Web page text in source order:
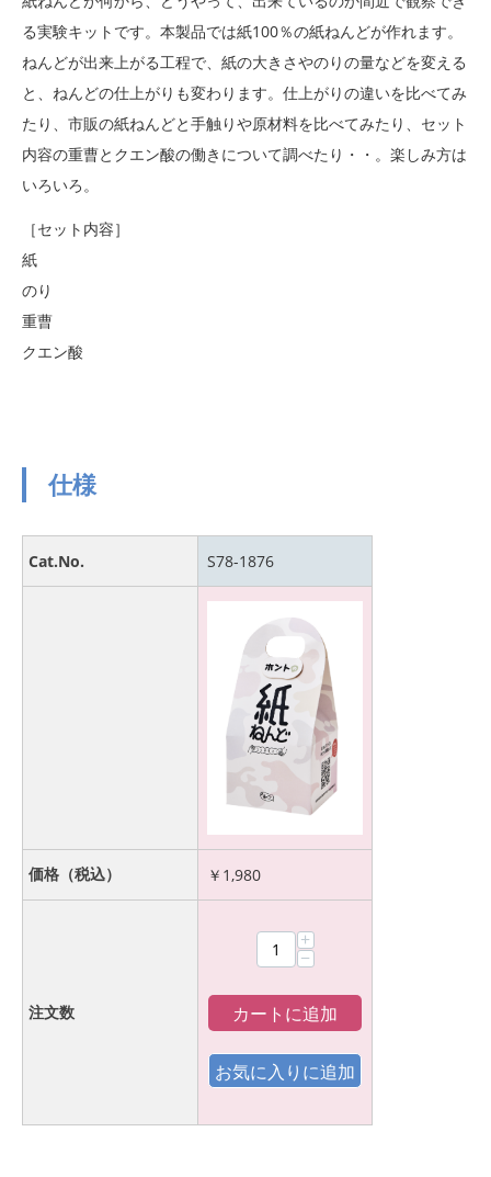
る実験キットです。本製品では紙100％の紙ねんどが作れます。
ねんどが出来上がる工程で、紙の大きさやのりの量などを変える
と、ねんどの仕上がりも変わります。仕上がりの違いを比べてみ
たり、市販の紙ねんどと手触りや原材料を比べてみたり、セット
内容の重曹とクエン酸の働きについて調べたり・・。楽しみ方は
いろいろ。
［セット内容］
紙
のり
重曹
クエン酸
仕様
Cat.No. S78-1876
価格（税込） ￥ 1,980
注文数
+
−
カートに追加